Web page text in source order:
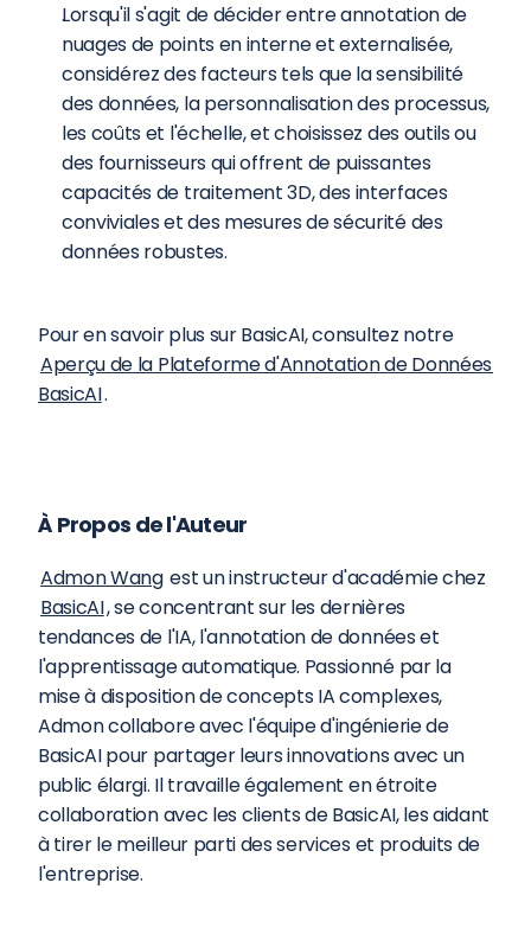
Lorsqu'il s'agit de décider entre annotation de
nuages de points en interne et externalisée,
considérez des facteurs tels que la sensibilité
des données, la personnalisation des processus,
les coûts et l'échelle, et choisissez des outils ou
des fournisseurs qui offrent de puissantes
capacités de traitement 3D, des interfaces
conviviales et des mesures de sécurité des
données robustes.
Pour en savoir plus sur BasicAI, consultez notre
Aperçu de la Plateforme d'Annotation de Données
BasicAI.
À Propos de l'Auteur
Admon Wang
BasicAI, se concentrant sur les dernières
tendances de l'IA, l'annotation de données et
l'apprentissage automatique. Passionné par la
mise à disposition de concepts IA complexes,
Admon collabore avec l'équipe d'ingénierie de
BasicAI pour partager leurs innovations avec un
public élargi. Il travaille également en étroite
collaboration avec les clients de BasicAI, les aidant
à tirer le meilleur parti des services et produits de
l'entreprise.